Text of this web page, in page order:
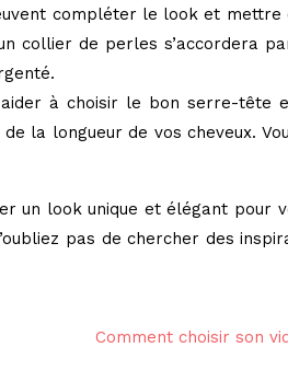
compléter le look et
collier de perles s’accordera
à choisir le bon serre-tête
la longueur de vos cheveux.
un look unique et élégant pour
pas de chercher des
Comment choisir son